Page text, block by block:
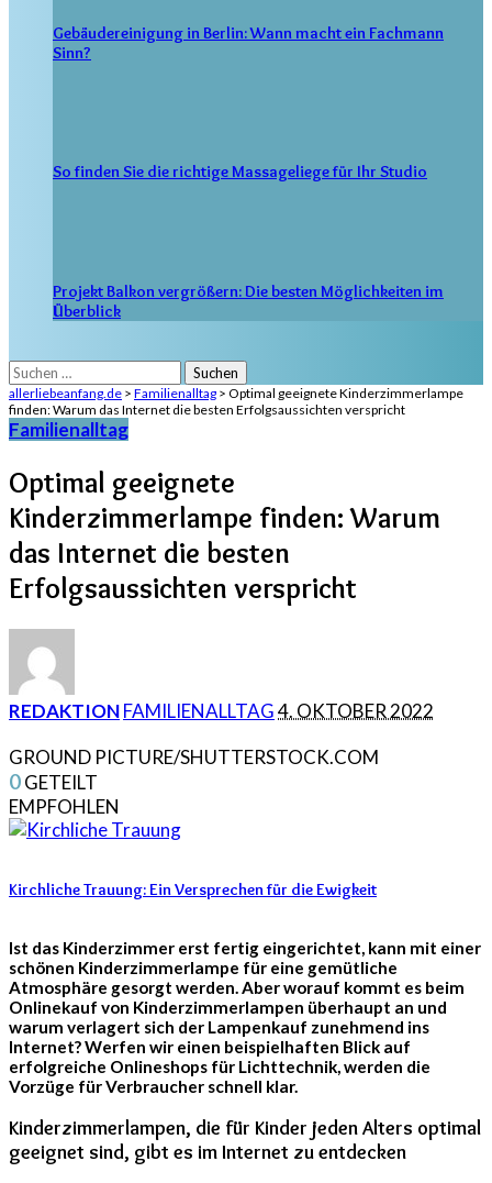
Gebäudereinigung in Berlin: Wann macht ein Fachmann
Sinn?
So finden Sie die richtige Massageliege für Ihr Studio
Projekt Balkon vergrößern: Die besten Möglichkeiten im
Überblick
Suchen
nach:
allerliebeanfang.de > Familienalltag > Optimal geeignete Kinderzimmerlampe
finden: Warum das Internet die besten Erfolgsaussichten verspricht
Familienalltag
Optimal geeignete
Kinderzimmerlampe finden: Warum
das Internet die besten
Erfolgsaussichten verspricht
POSTED
REDAKTIONFAMILIENALLTAG4. OKTOBER 2022
GROUND PICTURE/SHUTTERSTOCK.COM
0GETEILT
EMPFOHLEN
Kirchliche Trauung: Ein Versprechen für die Ewigkeit
Ist das Kinderzimmer erst fertig eingerichtet, kann mit einer
schönen Kinderzimmerlampe für eine gemütliche
Atmosphäre gesorgt werden. Aber worauf kommt es beim
Onlinekauf von Kinderzimmerlampen überhaupt an und
warum verlagert sich der Lampenkauf zunehmend ins
Internet? Werfen wir einen beispielhaften Blick auf
erfolgreiche Onlineshops für Lichttechnik, werden die
Vorzüge für Verbraucher schnell klar.
Kinderzimmerlampen, die für Kinder jeden Alters optimal
geeignet sind, gibt es im Internet zu entdecken